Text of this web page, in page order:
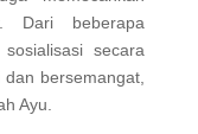
Dari beberapa
secara
bersemangat,
Ayu.